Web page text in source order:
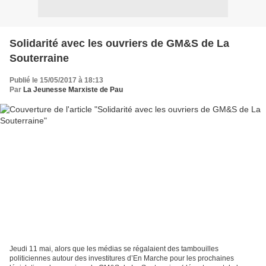
Solidarité avec les ouvriers de GM&S de La
Souterraine
Publié le 15/05/2017 à 18:13
Par La Jeunesse Marxiste de Pau
Jeudi 11 mai, alors que les médias se régalaient des tambouilles
politiciennes autour des investitures d’En Marche pour les prochaines